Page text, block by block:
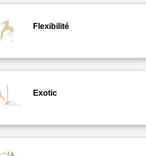
Flexibilité
Exotic